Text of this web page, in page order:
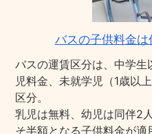
バスの子供料金は
バスの運賃区分は、中学
児料金、未就学児（1歳以
区分。
乳児は無料、幼児は同伴2
そ半額となる子供料金が